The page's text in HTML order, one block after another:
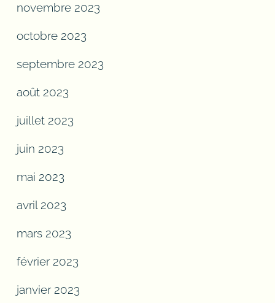
novembre 2023
octobre 2023
septembre 2023
août 2023
juillet 2023
juin 2023
mai 2023
avril 2023
mars 2023
février 2023
janvier 2023